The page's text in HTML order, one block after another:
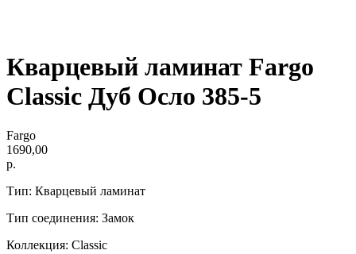
Кварцевый ламинат Fargo
Сlassic Дуб Осло 385-5
Fargo
1690,00
р.
Тип: Кварцевый ламинат
Тип соединения: Замок
Коллекция: Classic